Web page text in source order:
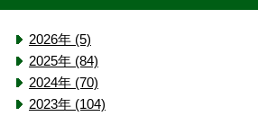
2026年 (5)
2025年 (84)
2024年 (70)
2023年 (104)